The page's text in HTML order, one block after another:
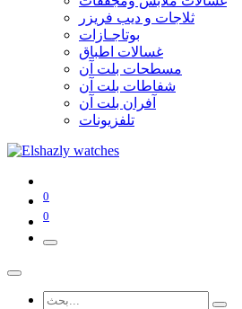
ثلاجات و ديب فريزر
بوتاجـازات
غسالات اطباق
مسطحات بلت آن
شفاطات بلت آن
آفران بلت آن
تلفزيونات
0
0